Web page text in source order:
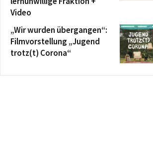
Video
„Wir wurden übergangen“:
Filmvorstellung „Jugend
trotz(t) Corona“